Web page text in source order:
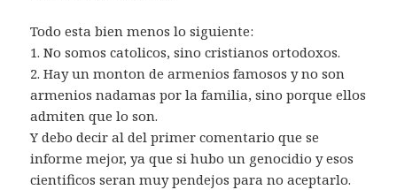
Todo esta bien menos lo siguiente:
1. No somos catolicos, sino cristianos ortodoxos.
2. Hay un monton de armenios famosos y no son
armenios nadamas por la familia, sino porque ellos
admiten que lo son.
Y debo decir al del primer comentario que se
informe mejor, ya que si hubo un genocidio y esos
cientificos seran muy pendejos para no aceptarlo.